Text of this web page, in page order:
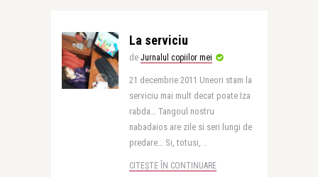
La serviciu
de Jurnalul copiilor mei
21 decembrie 2011 Uneori stam la
serviciu mai mult decat poate Iza
rabda… Tangoul nostru
nabadaios are zile si seri lungi de
predare… Si, totusi, ..
CITEȘTE ÎN CONTINUARE